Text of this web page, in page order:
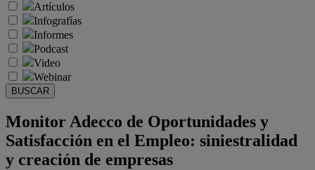
Artículos
Infografías
Informes
Podcast
Video
Webinar
BUSCAR
Monitor Adecco de Oportunidades y
Satisfacción en el Empleo: siniestralidad
y creación de empresas